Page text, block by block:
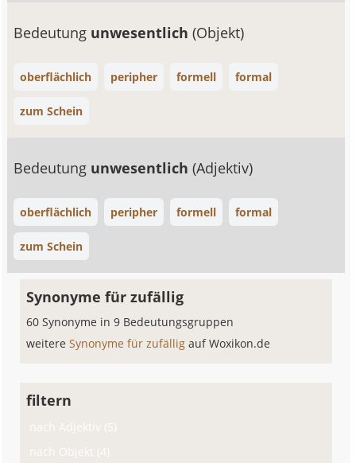
Bedeutung unwesentlich(Objekt)
oberflächlich peripher formell formal
zum Schein
Bedeutung unwesentlich(Adjektiv)
oberflächlich peripher formell formal
zum Schein
Synonyme für zufällig
60 Synonyme in 9 Bedeutungsgruppen
weitereSynonyme für zufälligauf Woxikon.de
filtern
nach Adjektiv (5)
nach Objekt (4)